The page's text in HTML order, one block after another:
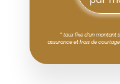
* taux fixe d’un montant
assurance et frais de